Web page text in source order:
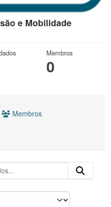
e Mobilidade
Membros
0
Membros